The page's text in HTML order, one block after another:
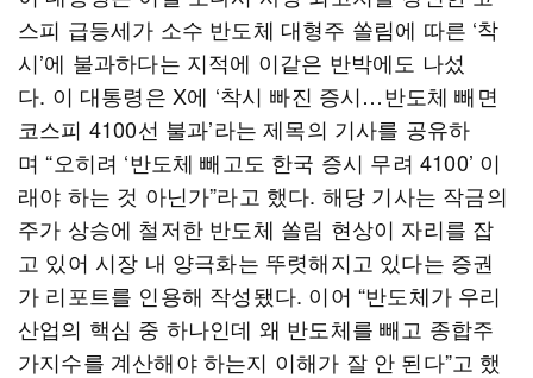
스피 급등세가 소수 반도체 대형주 쏠림에 따른 ‘착
시’에 불과하다는 지적에 이같은 반박에도 나섰
다. 이 대통령은 X에 ‘착시 빠진 증시…반도체 빼면
코스피 4100선 불과’라는 제목의 기사를 공유하
며 “오히려 ‘반도체 빼고도 한국 증시 무려 4100’ 이
래야 하는 것 아닌가”라고 했다. 해당 기사는 작금의
주가 상승에 철저한 반도체 쏠림 현상이 자리를 잡
고 있어 시장 내 양극화는 뚜렷해지고 있다는 증권
가 리포트를 인용해 작성됐다. 이어 “반도체가 우리
산업의 핵심 중 하나인데 왜 반도체를 빼고 종합주
가지수를 계산해야 하는지 이해가 잘 안 된다”고 했